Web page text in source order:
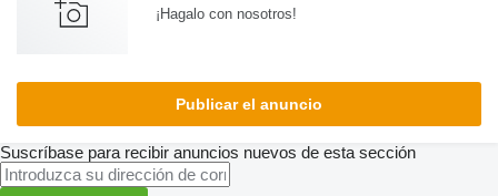
¡Hagalo con nosotros!
Publicar el anuncio
Suscríbase para recibir anuncios nuevos de esta sección